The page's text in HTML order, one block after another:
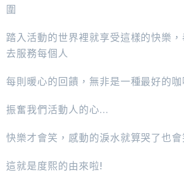
圍
踏入活動的世界裡就享受這樣的快樂，
去服務每個人
每則暖心的回饋，無非是一種最好的咖
振奮我們活動人的心...
快樂才會笑，感動的淚水就算哭了也會
這就是度熙的由來啦!